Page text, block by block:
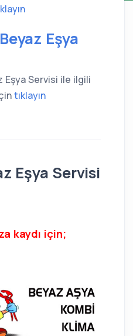
Eşya
Eşya Servisi ile ilgili
tıklayın
Eşya Servisi
kaydı için;